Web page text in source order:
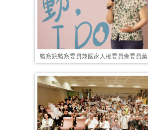
監察院監察委員兼國家人權委員會委員葉